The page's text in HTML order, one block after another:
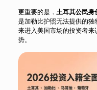
更重要的是， 土耳其公民身
是加勒比护照无法提供的
来进入美国市场的投资者
势。